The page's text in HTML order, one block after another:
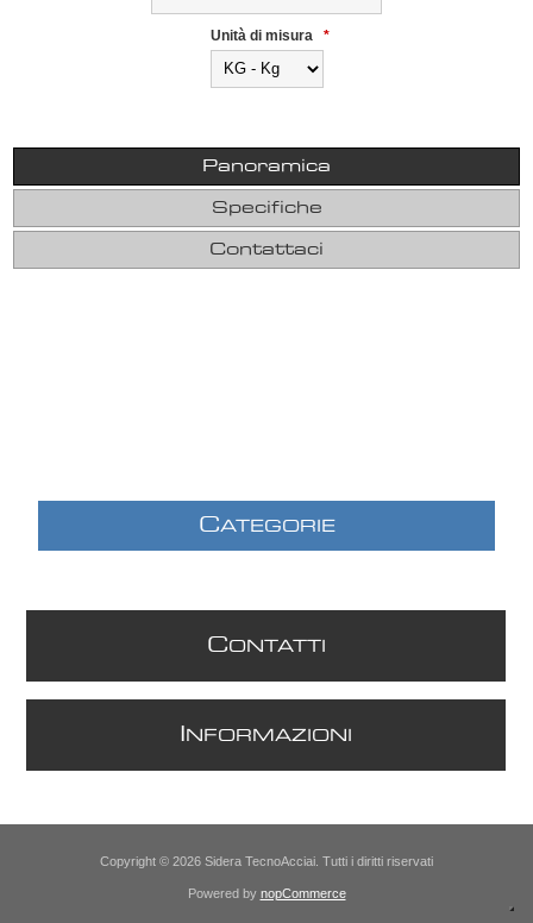
Unità di misura *
Panoramica
Specifiche
Contattaci
CATEGORIE
CONTATTI
NFORMAZIONI
Copyright © 2026 Sidera TecnoAcciai. Tutti i diritti riservati
Powered by nopCommerce